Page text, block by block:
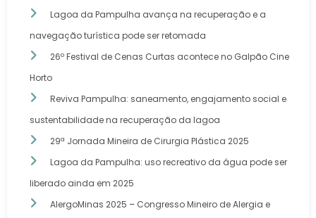
Lagoa da Pampulha avança na recuperação e a
navegação turística pode ser retomada
26º Festival de Cenas Curtas acontece no Galpão Cine
Horto
Reviva Pampulha: saneamento, engajamento social e
sustentabilidade na recuperação da lagoa
29ª Jornada Mineira de Cirurgia Plástica 2025
Lagoa da Pampulha: uso recreativo da água pode ser
liberado ainda em 2025
AlergoMinas 2025 – Congresso Mineiro de Alergia e